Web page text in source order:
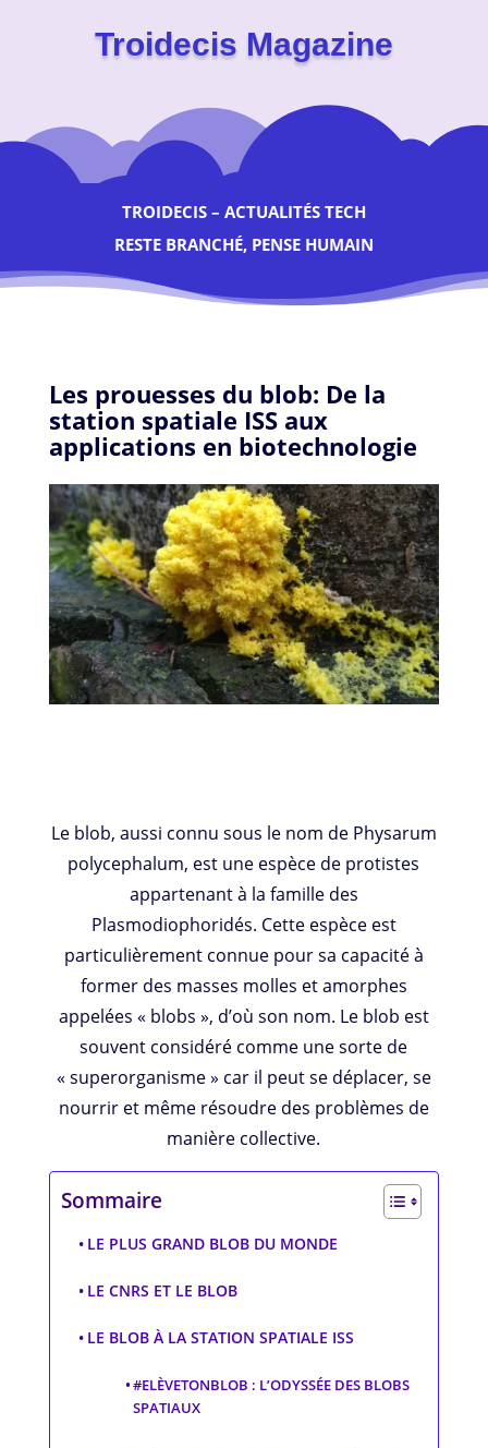
Troidecis Magazine
TROIDECIS – ACTUALITÉS TECH
RESTE BRANCHÉ, PENSE HUMAIN
Les prouesses du blob: De la
station spatiale ISS aux
applications en biotechnologie
Le blob, aussi connu sous le nom de Physarum
polycephalum, est une espèce de protistes
appartenant à la famille des
Plasmodiophoridés. Cette espèce est
particulièrement connue pour sa capacité à
former des masses molles et amorphes
appelées « blobs », d’où son nom. Le blob est
souvent considéré comme une sorte de
« superorganisme » car il peut se déplacer, se
nourrir et même résoudre des problèmes de
manière collective.
Sommaire
LE PLUS GRAND BLOB DU MONDE
LE CNRS ET LE BLOB
LE BLOB À LA STATION SPATIALE ISS
#ELÈVETONBLOB : L’ODYSSÉE DES BLOBS
SPATIAUX